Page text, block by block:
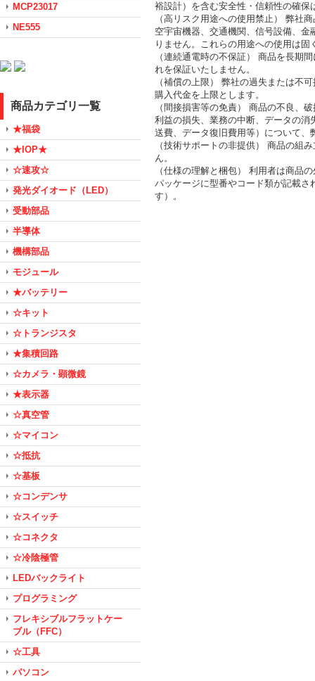
MCP23017
NE555
商品カテゴリ一覧
★福袋
★IOP★
☆速攻☆
発光ダイオード（LED）
受動部品
半導体
機構部品
モジュール
★バッテリー
☆キット
☆トランジスタ
★集積回路
☆カメラ・顕微鏡
★表示器
☆真空管
☆マイコン
☆抵抗
☆基板
☆コンデンサ
☆スイッチ
☆コネクタ
☆冷陰極管
LEDバックライト
プログラミング
フレキシブルフラットケー
ブル（FFC）
☆工具
パソコン
裕設計）を含む安全性・信頼性の確
（高リスク用途への使用禁止） 弊社
空宇宙機器、交通機関、信号設備、
りません。これらの用途への使用は固
（連続通電時の不保証） 商品を長期
れを保証いたしません。
（補償の上限） 弊社の過失または不
購入代金を上限とします。
（間接損害等の免責） 商品の不良、
利益の損失、業務の中断、データの
送費、データ復旧費用等）について
（技術サポートの非提供） 商品の組
ん。
（仕様の理解と梱包） 利用者は商品
パッケージに型番やコード類が記載
す）。